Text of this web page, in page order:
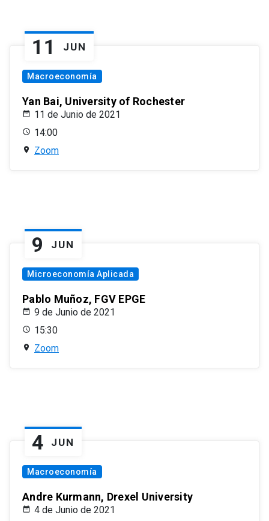
11 JUN
Macroeconomía
Yan Bai, University of Rochester
11 de Junio de 2021
14:00
Zoom
9 JUN
Microeconomía Aplicada
Pablo Muñoz, FGV EPGE
9 de Junio de 2021
15:30
Zoom
4 JUN
Macroeconomía
Andre Kurmann, Drexel University
4 de Junio de 2021